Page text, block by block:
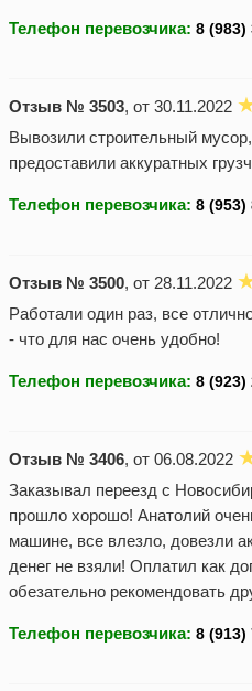
Телефон перевозчика:
Отзыв № 3503, от 30.11.2022
Вывозили строительный
предоставили аккуратных
Телефон перевозчика:
Отзыв № 3500, от 28.11.2022
Работали один раз, все
- что для нас очень удобно!
Телефон перевозчика:
Отзыв № 3406, от 06.08.2022
Заказывал переезд с
прошло хорошо! Анатолий
машине, все влезло, довезли
денег не взяли! Оплатил как
обезательно рекомендовать
Телефон перевозчика: